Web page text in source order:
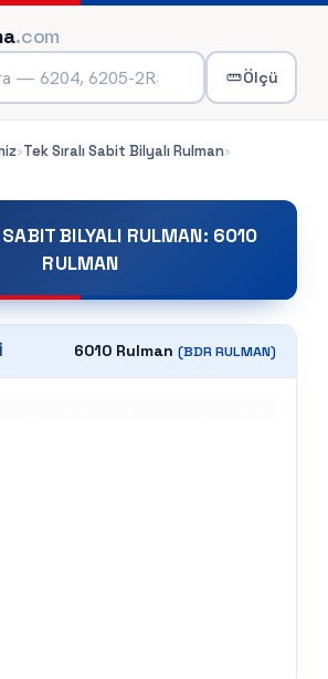
.com
Ölçü
›Tek Sıralı Sabit Bilyalı Rulman›
BILYALI RULMAN: 6010
RULMAN
6010 Rulman (BDRRULMAN)